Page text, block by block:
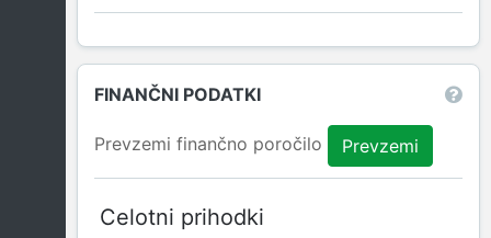
FINANČNI PODATKI
Prevzemi finančno poročilo Prevzemi
Celotni prihodki